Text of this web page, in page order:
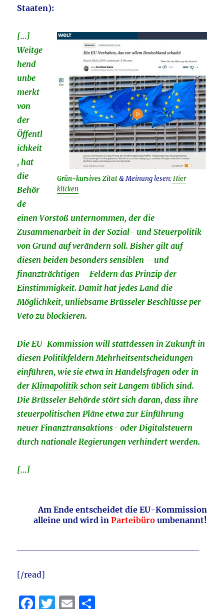
Staaten):
Grün-kursives Zitat & Meinung lesen:Hier
klicken
[…]
Weitge
hend
unbe
merkt
von
der
Öffentl
ichkeit
, hat
die
Behör
de
einen Vorstoß unternommen, der die
Zusammenarbeit in der Sozial- und Steuerpolitik
von Grund auf verändern soll. Bisher gilt auf
diesen beiden besonders sensiblen – und
finanzträchtigen – Feldern das Prinzip der
Einstimmigkeit. Damit hat jedes Land die
Möglichkeit, unliebsame Brüsseler Beschlüsse per
Veto zu blockieren.
Die EU-Kommission will stattdessen in Zukunft in
diesen Politikfeldern Mehrheitsentscheidungen
einführen, wie sie etwa in Handelsfragen oder in
derKlimapolitikschon seit Langem üblich sind.
Die Brüsseler Behörde stört sich daran, dass ihre
steuerpolitischen Pläne etwa zur Einführung
neuer Finanztransaktions- oder Digitalsteuern
durch nationale Regierungen verhindert werden.
[…]
Am Ende entscheidet die EU-Kommission
alleine und wird in Parteibüroumbenannt!
[/read]
F
T
E